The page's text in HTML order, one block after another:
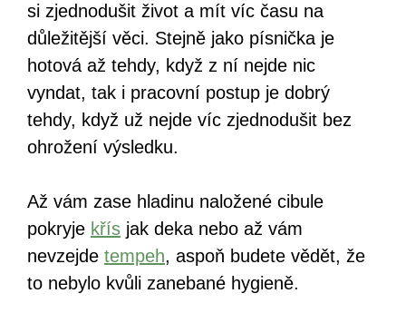
si zjednodušit život a mít víc času na
důležitější věci. Stejně jako písnička je
hotová až tehdy, když z ní nejde nic
vyndat, tak i pracovní postup je dobrý
tehdy, když už nejde víc zjednodušit bez
ohrožení výsledku.
Až vám zase hladinu naložené cibule
pokryje křís jak deka nebo až vám
nevzejde tempeh, aspoň budete vědět, že
to nebylo kvůli zanebané hygieně.